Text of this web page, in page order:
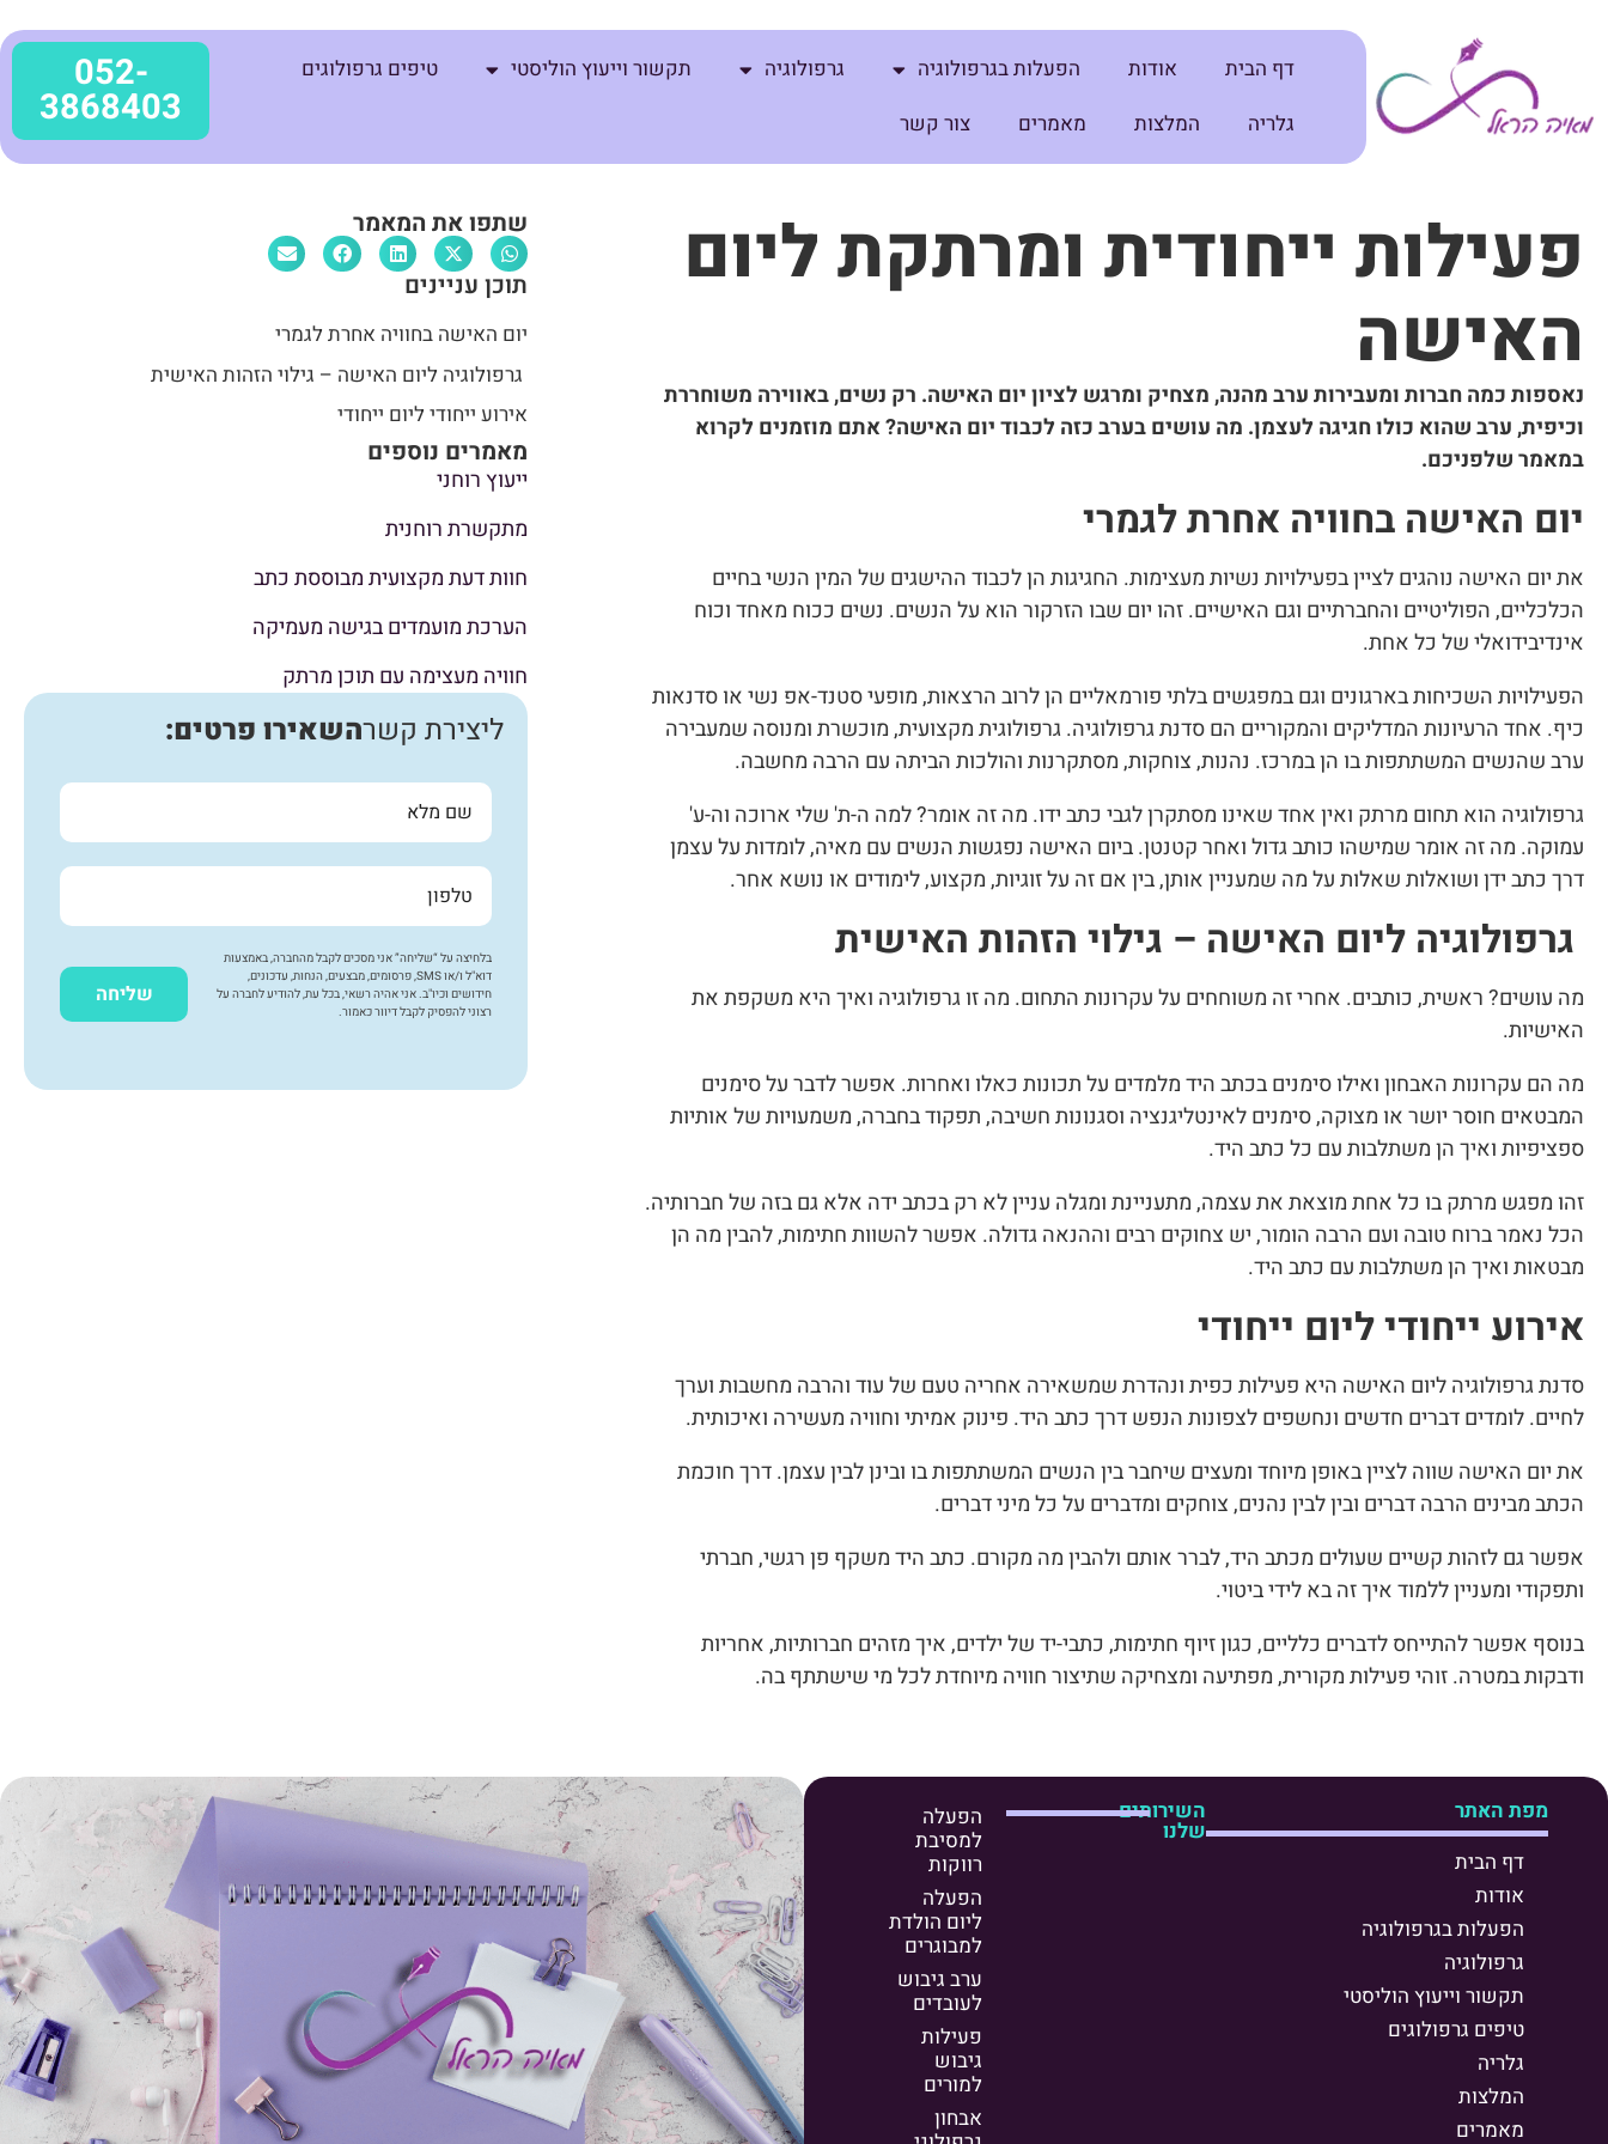
דף הבית אודות הפעלות בגרפולוגיה גרפולוגיה תקשור וייעוץ הוליסטי
טיפים גרפולוגים
גלריה
המלצות מאמרים צור קשר
052-
3868403
פעילות ייחודית ומרתקת ליום
האישה
נאספות כמה חברות ומעבירות ערב מהנה, מצחיק ומרגש לציון יום האישה. רק נשים, באווירה משוחררת
וכיפית, ערב שהוא כולו חגיגה לעצמן. מה עושים בערב כזה לכבוד יום האישה? אתם מוזמנים לקרוא
במאמר שלפניכם.
יום האישה בחוויה אחרת לגמרי
את יום האישה נוהגים לציין בפעילויות נשיות מעצימות. החגיגות הן לכבוד ההישגים של המין הנשי בחיים
הכלכליים, הפוליטיים והחברתיים וגם האישיים. זהו יום שבו הזרקור הוא על הנשים. נשים ככוח מאחד וכוח
אינדיבידואלי של כל אחת.
הפעילויות השכיחות בארגונים וגם במפגשים בלתי פורמאליים הן לרוב הרצאות, מופעי סטנד-אפ נשי או סדנאות
כיף. אחד הרעיונות המדליקים והמקוריים הם סדנת גרפולוגיה. גרפולוגית מקצועית, מוכשרת ומנוסה שמעבירה
ערב שהנשים המשתתפות בו הן במרכז. נהנות, צוחקות, מסתקרנות והולכות הביתה עם הרבה מחשבה.
גרפולוגיה הוא תחום מרתק ואין אחד שאינו מסתקרן לגבי כתב ידו. מה זה אומר? למה ה-ת' שלי ארוכה וה-ע'
עמוקה. מה זה אומר שמישהו כותב גדול ואחר קטנטן. ביום האישה נפגשות הנשים עם מאיה, לומדות על עצמן
דרך כתב ידן ושואלות שאלות על מה שמעניין אותן, בין אם זה על זוגיות, מקצוע, לימודים או נושא אחר.
גרפולוגיה ליום האישה – גילוי הזהות האישית
מה עושים? ראשית, כותבים. אחרי זה משוחחים על עקרונות התחום. מה זו גרפולוגיה ואיך היא משקפת את
האישיות.
מה הם עקרונות האבחון ואילו סימנים בכתב היד מלמדים על תכונות כאלו ואחרות. אפשר לדבר על סימנים
המבטאים חוסר יושר או מצוקה, סימנים לאינטליגנציה וסגנונות חשיבה, תפקוד בחברה, משמעויות של אותיות
ספציפיות ואיך הן משתלבות עם כל כתב היד.
זהו מפגש מרתק בו כל אחת מוצאת את עצמה, מתעניינת ומגלה עניין לא רק בכתב ידה אלא גם בזה של חברותיה.
הכל נאמר ברוח טובה ועם הרבה הומור, יש צחוקים רבים וההנאה גדולה. אפשר להשוות חתימות, להבין מה הן
מבטאות ואיך הן משתלבות עם כתב היד.
אירוע ייחודי ליום ייחודי
סדנת גרפולוגיה ליום האישה היא פעילות כפית ונהדרת שמשאירה אחריה טעם של עוד והרבה מחשבות וערך
לחיים. לומדים דברים חדשים ונחשפים לצפונות הנפש דרך כתב היד. פינוק אמיתי וחוויה מעשירה ואיכותית.
את יום האישה שווה לציין באופן מיוחד ומעצים שיחבר בין הנשים המשתתפות בו ובינן לבין עצמן. דרך חוכמת
הכתב מבינים הרבה דברים ובין לבין נהנים, צוחקים ומדברים על כל מיני דברים.
אפשר גם לזהות קשיים שעולים מכתב היד, לברר אותם ולהבין מה מקורם. כתב היד משקף פן רגשי, חברתי
ותפקודי ומעניין ללמוד איך זה בא לידי ביטוי.
בנוסף אפשר להתייחס לדברים כלליים, כגון זיוף חתימות, כתבי-יד של ילדים, איך מזהים חברותיות, אחריות
ודבקות במטרה. זוהי פעילות מקורית, מפתיעה ומצחיקה שתיצור חוויה מיוחדת לכל מי שישתתף בה.
שתפו את המאמר
תוכן עניינים
יום האישה בחוויה אחרת לגמרי
גרפולוגיה ליום האישה – גילוי הזהות האישית
אירוע ייחודי ליום ייחודי
מאמרים נוספים
ייעוץ רוחני
מתקשרת רוחנית
חוות דעת מקצועית מבוססת כתב
הערכת מועמדים בגישה מעמיקה
חוויה מעצימה עם תוכן מרתק
ליצירת קשרהשאירו פרטים:
בלחיצה על “שליחה” אני מסכים לקבל מהחברה, באמצעות
דוא"ל ו/או SMS, פרסומים, מבצעים, הנחות, עדכונים,
חידושים וכיו"ב. אני אהיה רשאי, בכל עת, להודיע לחברה על
רצוני להפסיק לקבל דיוור כאמור.
שליחה
מפת האתר
דף הבית
אודות
הפעלות בגרפולוגיה
גרפולוגיה
תקשור וייעוץ הוליסטי
טיפים גרפולוגים
גלריה
המלצות
מאמרים
השירותים
שלנו
הפעלה
למסיבת
רווקות
הפעלה
ליום הולדת
למבוגרים
ערב גיבוש
לעובדים
פעילות
גיבוש
למורים
אבחון